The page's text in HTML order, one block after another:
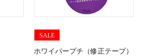
SALE
ホワイパープチ（修正テープ）